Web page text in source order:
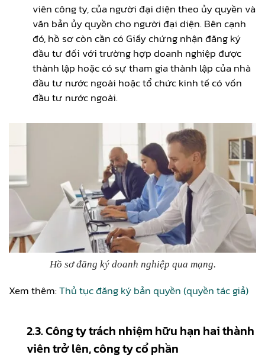
viên công ty, của người đại diện theo ủy quyền và
văn bản ủy quyền cho người đại diện. Bên cạnh
đó, hồ sơ còn cần có Giấy chứng nhận đăng ký
đầu tư đối với trường hợp doanh nghiệp được
thành lập hoặc có sự tham gia thành lập của nhà
đầu tư nước ngoài hoặc tổ chức kinh tế có vốn
đầu tư nước ngoài.
Hồ sơ đăng ký doanh nghiệp qua mạng.
Xem thêm:Thủ tục đăng ký bản quyền (quyền tác giả)
2.3. Công ty trách nhiệm hữu hạn hai thành
viên trở lên, công ty cổ phần